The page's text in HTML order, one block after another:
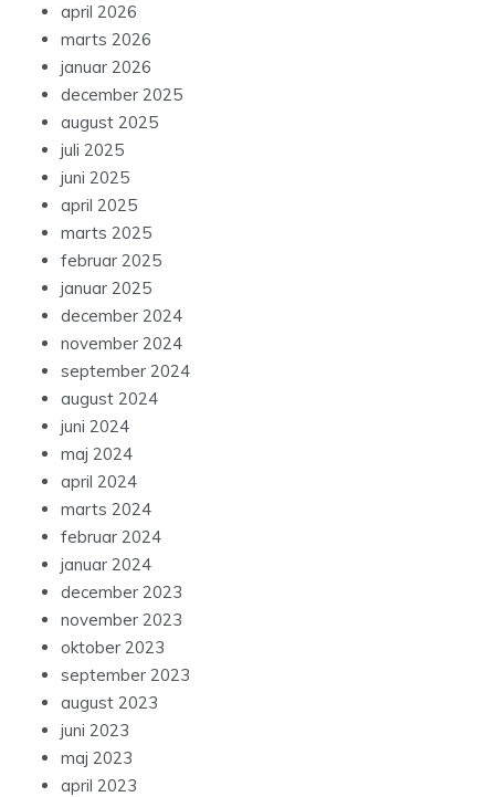
april 2026
marts 2026
januar 2026
december 2025
august 2025
juli 2025
juni 2025
april 2025
marts 2025
februar 2025
januar 2025
december 2024
november 2024
september 2024
august 2024
juni 2024
maj 2024
april 2024
marts 2024
februar 2024
januar 2024
december 2023
november 2023
oktober 2023
september 2023
august 2023
juni 2023
maj 2023
april 2023